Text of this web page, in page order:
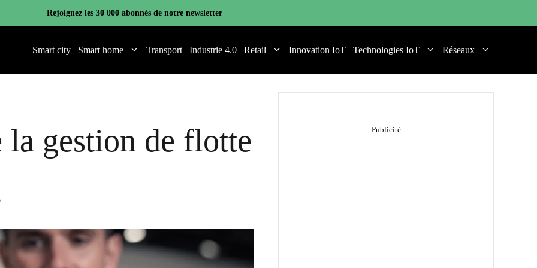
Rejoignez les 30 000 abonnés de notre newsletter
Smart city Smart home Transport Industrie 4.0 Retail Innovation IoT Technologies IoT Réseaux
gestion de flotte